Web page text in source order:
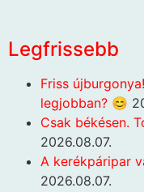
Legfrissebb
Friss
legjobban? 😊
Csak békésen.
2026.08.07.
A kerékpáripar
2026.08.07.